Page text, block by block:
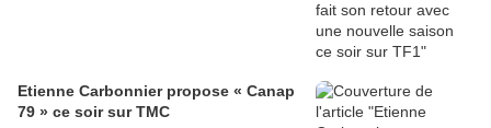
Etienne Carbonnier propose « Canap
79 » ce soir sur TMC